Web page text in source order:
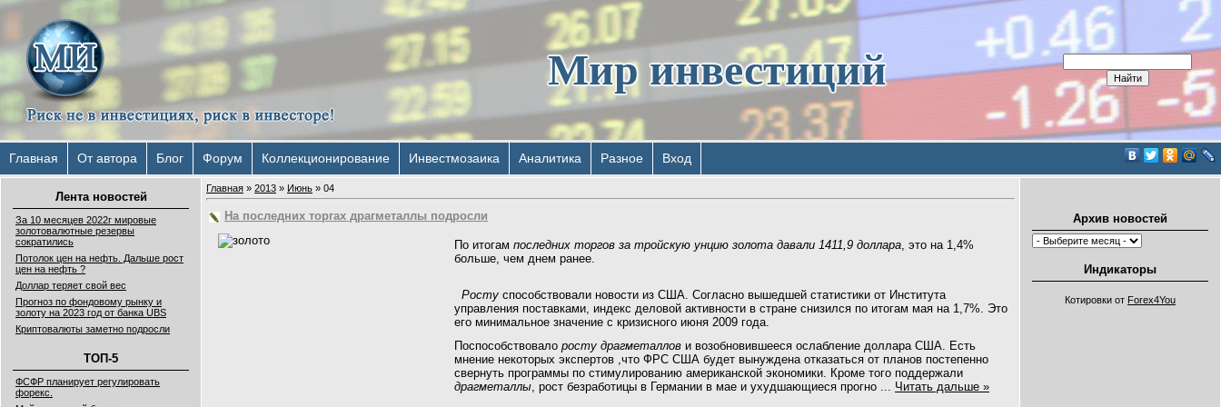
Мир инвестиций
Главная От автора Блог Форум Коллекционирование Инвестмозаика Аналитика Разное Вход
Лента новостей
За 10 месяцев 2022г мировые
золотовалютные резервы
сократились
Потолок цен на нефть. Дальше рост
цен на нефть ?
Доллар теряет свой вес
Прогноз по фондовому рынку и
золоту на 2023 год от банка UBS
Криптовалюты заметно подросли
ТОП-5
ФСФР планирует регулировать
форекс.
Главная » 2013 » Июнь » 04
На последних торгах драгметаллы подросли
По итогам последних торгов за тройскую унцию золота давали 1411,9 доллара , это на 1,4%
больше, чем днем ранее.
Росту способствовали новости из США. Согласно вышедшей статистики от Института
управления поставками, индекс деловой активности в стране снизился по итогам мая на 1,7%. Это
его минимальное значение с кризисного июня 2009 года.
Поспособствовало росту драгметаллов и возобновившееся ослабление доллара США. Есть
мнение некоторых экспертов ,что ФРС США будет вынуждена отказаться от планов постепенно
свернуть программы по стимулированию американской экономики. Кроме того поддержали
драгметаллы , рост безработицы в Германии в мае и ухудшающиеся прогно Читать дальше »
Архив новостей
Индикаторы
Котировки от Forex4You